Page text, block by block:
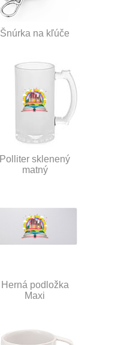
Šnúrka na kľúče
Polliter sklenený
matný
Herná podložka
Maxi